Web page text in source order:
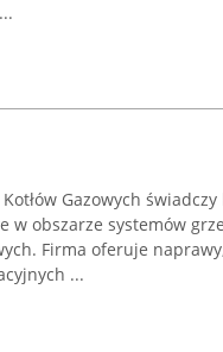
Gazowych
w obszarze systemów
Firma oferuje
...